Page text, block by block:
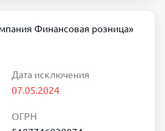
Финансовая розница»
Дата исключения
07.05.2024
ОГРН